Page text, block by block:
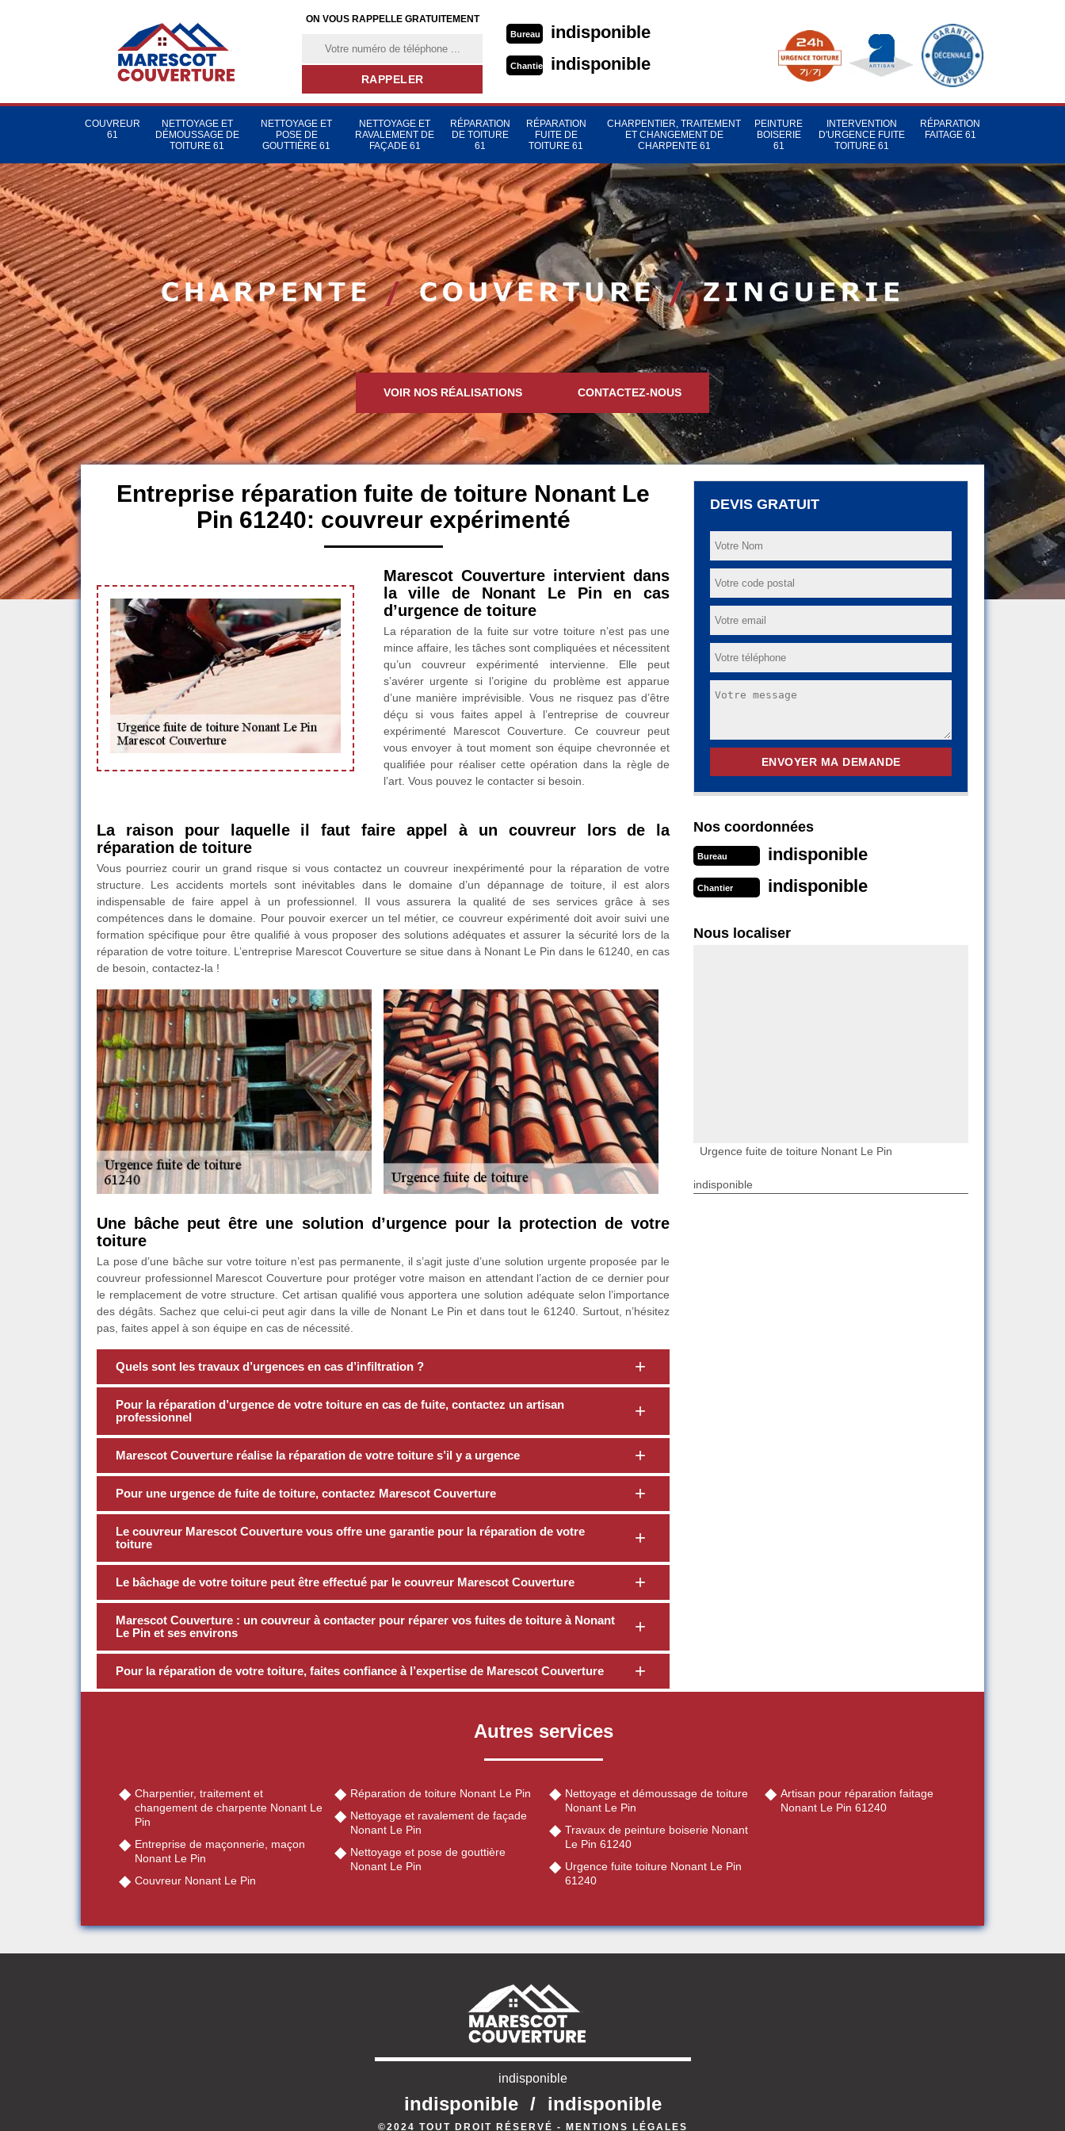
ON VOUS RAPPELLE GRATUITEMENT
Bureau indisponible
Chantier indisponible
COUVREUR
61
NETTOYAGE ET
DÉMOUSSAGE DE
TOITURE 61
NETTOYAGE ET
POSE DE
GOUTTIÈRE 61
NETTOYAGE ET
RAVALEMENT DE
FAÇADE 61
RÉPARATION
DE TOITURE
61
RÉPARATION
FUITE DE
TOITURE 61
CHARPENTIER, TRAITEMENT
ET CHANGEMENT DE
CHARPENTE 61
PEINTURE
BOISERIE
61
INTERVENTION
D'URGENCE FUITE
TOITURE 61
RÉPARATION
FAITAGE 61
VOIR NOS RÉALISATIONS CONTACTEZ-NOUS
Entreprise réparation fuite de toiture Nonant Le
Pin 61240: couvreur expérimenté
Marescot Couverture intervient dans
la ville de Nonant Le Pin en cas
d’urgence de toiture
La réparation de la fuite sur votre toiture n’est pas une
mince affaire, les tâches sont compliquées et nécessitent
qu’un couvreur expérimenté intervienne. Elle peut
s’avérer urgente si l’origine du problème est apparue
d’une manière imprévisible. Vous ne risquez pas d’être
déçu si vous faites appel à l’entreprise de couvreur
expérimenté Marescot Couverture. Ce couvreur peut
vous envoyer à tout moment son équipe chevronnée et
qualifiée pour réaliser cette opération dans la règle de
l’art. Vous pouvez le contacter si besoin.
La raison pour laquelle il faut faire appel à un couvreur lors de la
réparation de toiture
Vous pourriez courir un grand risque si vous contactez un couvreur inexpérimenté pour la réparation de votre
structure. Les accidents mortels sont inévitables dans le domaine d’un dépannage de toiture, il est alors
indispensable de faire appel à un professionnel. Il vous assurera la qualité de ses services grâce à ses
compétences dans le domaine. Pour pouvoir exercer un tel métier, ce couvreur expérimenté doit avoir suivi une
formation spécifique pour être qualifié à vous proposer des solutions adéquates et assurer la sécurité lors de la
réparation de votre toiture. L’entreprise Marescot Couverture se situe dans à Nonant Le Pin dans le 61240, en cas
de besoin, contactez-la !
Une bâche peut être une solution d’urgence pour la protection de votre
toiture
La pose d’une bâche sur votre toiture n’est pas permanente, il s’agit juste d’une solution urgente proposée par le
couvreur professionnel Marescot Couverture pour protéger votre maison en attendant l’action de ce dernier pour
le remplacement de votre structure. Cet artisan qualifié vous apportera une solution adéquate selon l’importance
des dégâts. Sachez que celui-ci peut agir dans la ville de Nonant Le Pin et dans tout le 61240. Surtout, n’hésitez
pas, faites appel à son équipe en cas de nécessité.
Quels sont les travaux d’urgences en cas d’infiltration ?
Pour la réparation d’urgence de votre toiture en cas de fuite, contactez un artisan
professionnel
Marescot Couverture réalise la réparation de votre toiture s’il y a urgence
Pour une urgence de fuite de toiture, contactez Marescot Couverture
Le couvreur Marescot Couverture vous offre une garantie pour la réparation de votre
toiture
Le bâchage de votre toiture peut être effectué par le couvreur Marescot Couverture
Marescot Couverture : un couvreur à contacter pour réparer vos fuites de toiture à Nonant
Le Pin et ses environs
Pour la réparation de votre toiture, faites confiance à l’expertise de Marescot Couverture
DEVIS GRATUIT
Nos coordonnées
Bureau indisponible
Chantier indisponible
Nous localiser
Urgence fuite de toiture Nonant Le Pin
indisponible
Autres services
Charpentier, traitement et
changement de charpente Nonant Le
Pin
Entreprise de maçonnerie, maçon
Nonant Le Pin
Couvreur Nonant Le Pin
Réparation de toiture Nonant Le Pin
Nettoyage et ravalement de façade
Nonant Le Pin
Nettoyage et pose de gouttière
Nonant Le Pin
Nettoyage et démoussage de toiture
Nonant Le Pin
Travaux de peinture boiserie Nonant
Le Pin 61240
Urgence fuite toiture Nonant Le Pin
61240
Artisan pour réparation faitage
Nonant Le Pin 61240
indisponible
indisponible / indisponible
©2024 TOUT DROIT RÉSERVÉ - MENTIONS LÉGALES